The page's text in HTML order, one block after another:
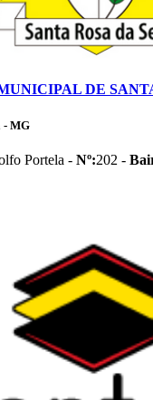
DE
- MG
Portela - Nº:202 -